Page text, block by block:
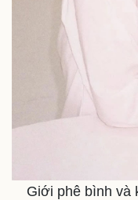
Giới phê bình và